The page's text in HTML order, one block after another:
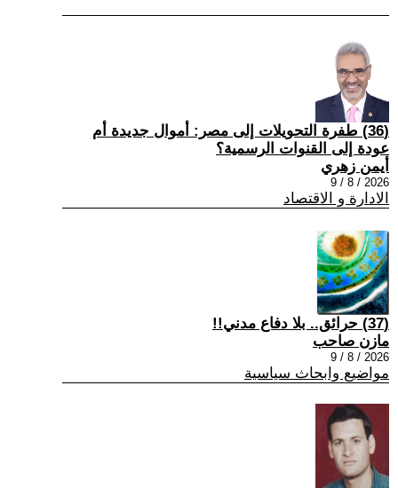
(36) طفرة التحويلات إلى مصر: أموال جديدة أم
عودة إلى القنوات الرسمية؟
أيمن زهري
2026 / 8 / 9
الادارة و الاقتصاد
(37) حرائق.. بلا دفاع مدني!!
مازن صاحب
2026 / 8 / 9
مواضيع وابحاث سياسية